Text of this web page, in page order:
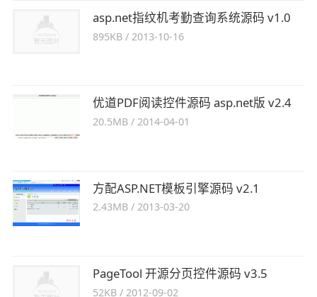
asp.net指纹机考勤查询系统源码 v1.0
895KB / 2013-10-16
优道PDF阅读控件源码 asp.net版 v2.4
20.5MB /2014-04-01
方配ASP.NET模板引擎源码 v2.1
2.43MB /2013-03-20
PageTool 开源分页控件源码 v3.5
52KB /2012-09-02